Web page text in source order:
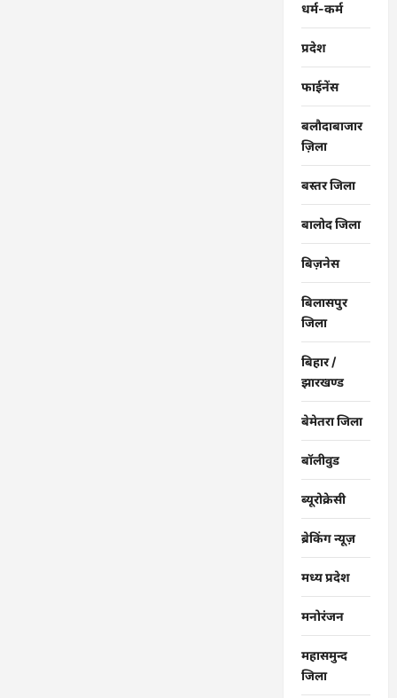
धर्म-कर्म
प्रदेश
फाईनेंस
बलौदाबाजार
ज़िला
बस्तर जिला
बालोद जिला
बिज़नेस
बिलासपुर
जिला
बिहार /
झारखण्ड
बेमेतरा जिला
बॉलीवुड
ब्यूरोक्रेसी
ब्रेकिंग न्यूज़
मध्य प्रदेश
मनोरंजन
महासमुन्द
जिला